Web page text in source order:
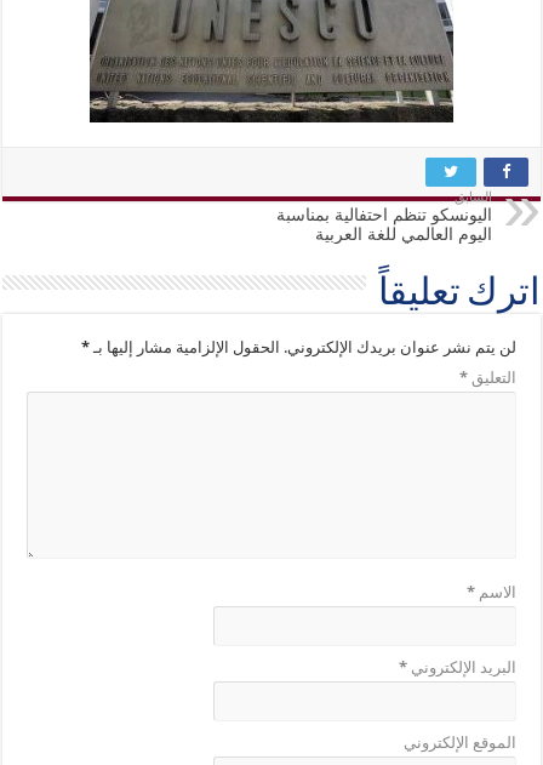
السابق
اليونسكو تنظم احتفالية بمناسبة
اليوم العالمي للغة العربية
اترك تعليقاً
لن يتم نشر عنوان بريدك الإلكتروني. الحقول الإلزامية مشار إليها بـ*
التعليق*
الاسم*
البريد الإلكتروني*
الموقع الإلكتروني